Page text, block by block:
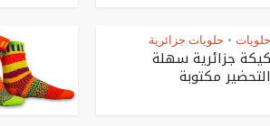
حلويات • حلويات جزائرية
كيكة جزائرية سهلة
التحضير مكتوبة